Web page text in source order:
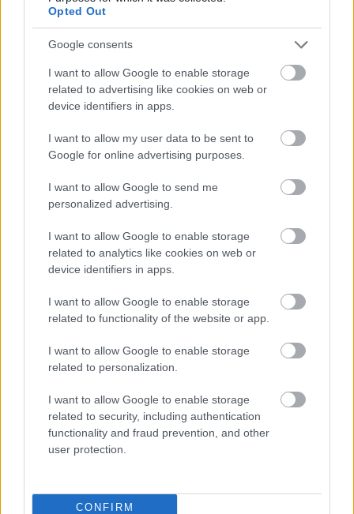
Opted Out
Google consents
I want to allow Google to enable storage
related to advertising like cookies on web or
device identifiers in apps.
I want to allow my user data to be sent to
Google for online advertising purposes.
I want to allow Google to send me
personalized advertising.
I want to allow Google to enable storage
related to analytics like cookies on web or
device identifiers in apps.
I want to allow Google to enable storage
related to functionality of the website or app.
I want to allow Google to enable storage
related to personalization.
I want to allow Google to enable storage
related to security, including authentication
functionality and fraud prevention, and other
user protection.
CONFIRM
ÖRÖMHÍR: TÍZ ÉVE NEM VOLT ILYEN ALACSONY AZ
INFLÁCIÓ MAGYARORSZÁGON
Júliusban mindössze 1,2 százalékkal emelkedtek éves
összevetésben a fogyasztói árak, miközben az élelmiszerek ára